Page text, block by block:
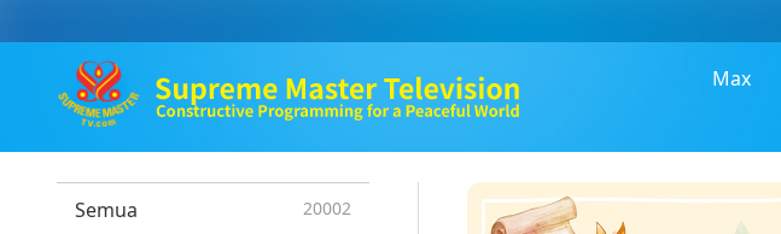
Max
Semua 20002